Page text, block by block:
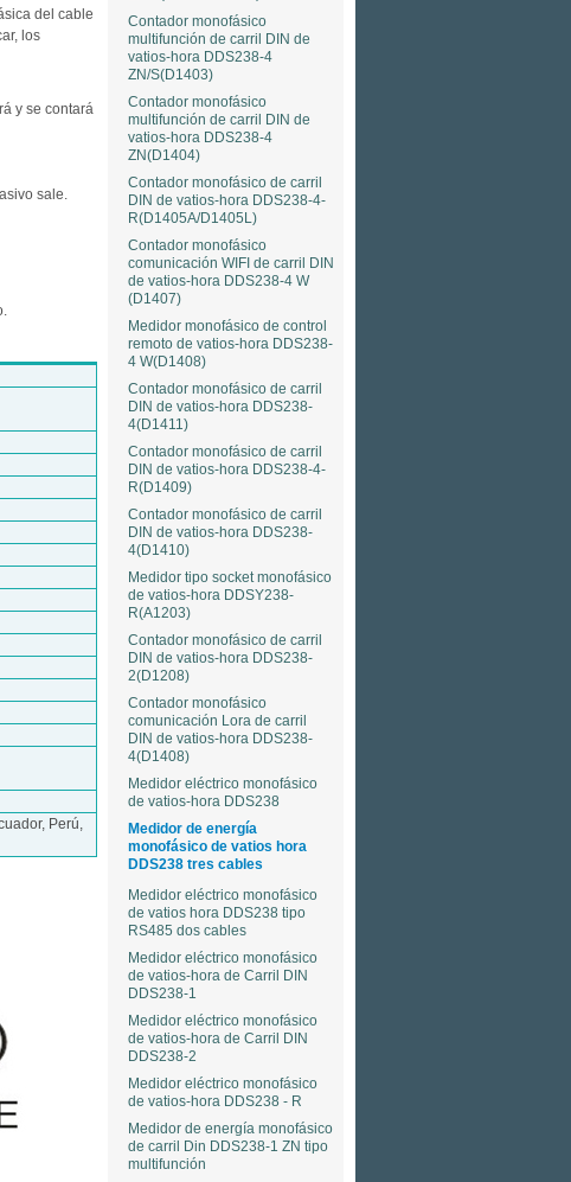
del cable
los
y se contará
sale.
Perú,
Contador monofásico
multifunción de carril DIN de
vatios-hora DDS238-4
ZN/S(D1403)
Contador monofásico
multifunción de carril DIN de
vatios-hora DDS238-4
ZN(D1404)
Contador monofásico de carril
DIN de vatios-hora DDS238-4-
R(D1405A/D1405L)
Contador monofásico
comunicación WIFI de carril DIN
de vatios-hora DDS238-4 W
(D1407)
Medidor monofásico de control
remoto de vatios-hora DDS238-
4 W(D1408)
Contador monofásico de carril
DIN de vatios-hora DDS238-
4(D1411)
Contador monofásico de carril
DIN de vatios-hora DDS238-4-
R(D1409)
Contador monofásico de carril
DIN de vatios-hora DDS238-
4(D1410)
Medidor tipo socket monofásico
de vatios-hora DDSY238-
R(A1203)
Contador monofásico de carril
DIN de vatios-hora DDS238-
2(D1208)
Contador monofásico
comunicación Lora de carril
DIN de vatios-hora DDS238-
4(D1408)
Medidor eléctrico monofásico
de vatios-hora DDS238
Medidor de energía
monofásico de vatios hora
DDS238 tres cables
Medidor eléctrico monofásico
de vatios hora DDS238 tipo
RS485 dos cables
Medidor eléctrico monofásico
de vatios-hora de Carril DIN
DDS238-1
Medidor eléctrico monofásico
de vatios-hora de Carril DIN
DDS238-2
Medidor eléctrico monofásico
de vatios-hora DDS238 - R
Medidor de energía monofásico
de carril Din DDS238-1 ZN tipo
multifunción